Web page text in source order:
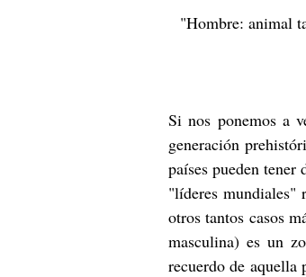
"Hombre: animal
Si nos ponemos a
generación
países pueden
"líderes mundiales"
otros tantos casos
masculina) es un
recuerdo de